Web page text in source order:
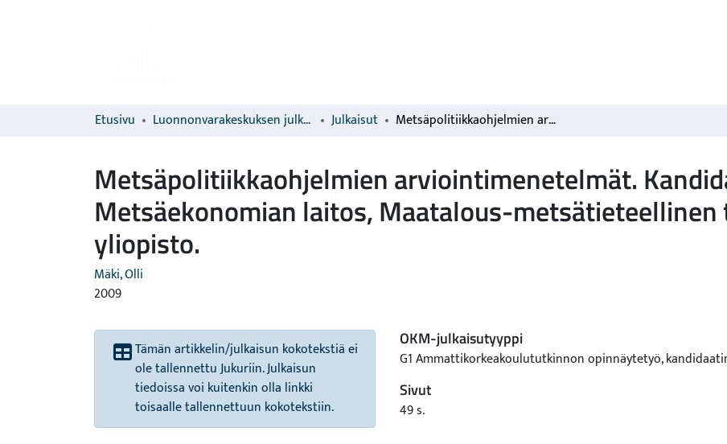
Etusivu Luonnonvarakeskuksen julkaisut Julkaisut Metsäpolitiikkaohjelmien arviointimenetelmät. Kandidaatintutkielma. Metsäekonomian laitos, Maatalous-metsätieteellinen tiedekunta, Helsingin yliopisto.
Metsäpolitiikkaohjelmien arviointimenetelmät.
Metsäekonomian laitos, Maatalous-
yliopisto.
Mäki, Olli
2009
Tämän artikkelin/julkaisun kokotekstiä ei
ole tallennettu Jukuriin. Julkaisun
tiedoissa voi kuitenkin olla linkki
toisaalle tallennettuun kokotekstiin.
OKM-julkaisutyyppi
G1 Ammattikorkeakoulututkinnon opinnäytetyö,
Sivut
49 s.